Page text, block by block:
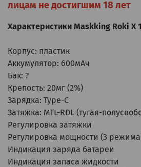
лицам не достигшим 18 лет
Характеристики Maskking Roki X
Корпус: пластик
Аккумулятор: 600мАч
Бак: ?
Крепость: 20мг (2%)
Зарядка: Type-C
Затяжка: MTL-RDL (тугая-
Регулировка затяжки
Регулировка мощности (3
Индикация заряда батареи
Индикация запаса жидкости